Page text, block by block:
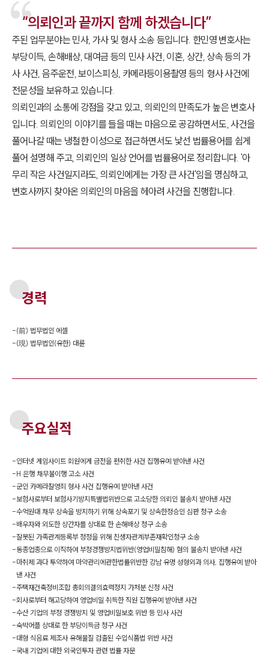
“의뢰인과 끝까지 함께 하겠습니다”
주된 업무분야는 민사, 가사 및 형사 소송 등입니다. 한민영 변호사는
부당이득, 손해배상, 대여금 등의 민사 사건, 이혼, 상간, 상속 등의 가
사 사건, 음주운전, 보이스피싱, 카메라등이용촬영 등의 형사 사건에
전문성을 보유하고 있습니다.
의뢰인과의 소통에 강점을 갖고 있고, 의뢰인의 만족도가 높은 변호사
입니다. 의뢰인의 이야기를 들을 때는 마음으로 공감하면서도, 사건을
풀어나갈 때는 냉철한 이성으로 접근하면서도 낯선 법률용어를 쉽게
풀어 설명해 주고, 의뢰인의 일상 언어를 법률용어로 정리합니다. '아
무리 작은 사건일지라도, 의뢰인에게는 가장 큰 사건'임을 명심하고,
변호사까지 찾아온 의뢰인의 마음을 헤아려 사건을 진행합니다.
경력
-(前) 법무법인 에셀
-(現) 법무법인(유한) 대륜
주요실적
-인터넷 게임사이트 회원에게 금전을 편취한 사건 집행유예 받아낸 사건
-H 은행 채무불이행 고소 사건
-군인 카메라찰영죄 형사 사건 집행유예 받아낸 사건
-보험사로부터 보험사기방지특별법위반으로 고소당한 의뢰인 불송치 받아낸 사건
-수억원대 채무 상속을 방지하기 위해 상속포기 및 상속한정승인 심판 청구 소송
-배우자와 외도한 상간자를 상대로 한 손해배상 청구 소송
-잘못된 가족관계등록부 정정을 위해 친생자관계부존재확인청구 소송
-동종업종으로 이직하여 부정경쟁방지법위반(영업비밀침해) 혐의 불송치 받아낸 사건
-마취제 과다 투약하여 마약관리에관한법률위반한 강남 유명 성형외과 의사, 집행유예 받아
낸 사건
-주택재건축정비조합 총회의결의효력정지 가처분 신청 사건
-회사로부터 해고당하여 영업비밀 취득한 직원 집행유예 받아낸 사건
-수산 기업의 부정 경쟁방지 및 영업비밀보호 위반 등 민사 사건
-숙박어플 상대로 한 부당이득금 청구 사건
-대형 식음료 제조사 유해물질 검출된 수입식품법 위반 사건
-국내 기업에 대한 외국인투자 관련 법률 자문